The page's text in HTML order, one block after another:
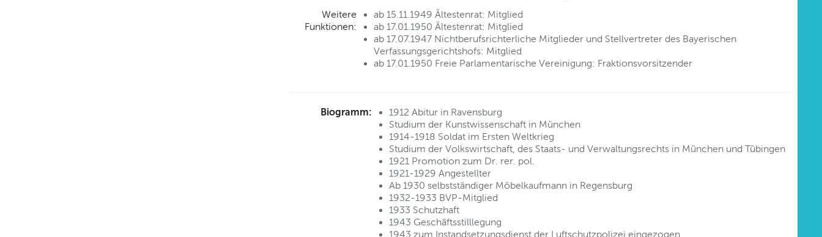
Weitere
Funktionen:
ab 15.11.1949 Ältestenrat: Mitglied
ab 17.01.1950 Ältestenrat: Mitglied
ab 17.07.1947 Nichtberufsrichterliche Mitglieder und Stellvertreter des Bayerischen
Verfassungsgerichtshofs: Mitglied
ab 17.01.1950 Freie Parlamentarische Vereinigung: Fraktionsvorsitzender
Biogramm:
1912 Abitur in Ravensburg
Studium der Kunstwissenschaft in München
1914-1918 Soldat im Ersten Weltkrieg
Studium der Volkswirtschaft, des Staats- und Verwaltungsrechts in München und Tübingen
1921 Promotion zum Dr. rer. pol.
1921-1929 Angestellter
Ab 1930 selbstständiger Möbelkaufmann in Regensburg
1932-1933 BVP-Mitglied
1933 Schutzhaft
1943 Geschäftsstilllegung
1943 zum Instandsetzungsdienst der Luftschutzpolizei eingezogen